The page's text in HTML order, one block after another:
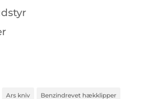
Ars kniv Benzindrevet hækklipper